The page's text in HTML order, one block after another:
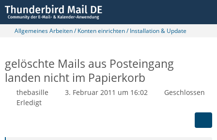
Allgemeines Arbeiten / Konten einrichten / Installation & Update
gelöschte Mails aus Posteingang
landen nicht im Papierkorb
thebasille 3. Februar 2011 um 16:02
Geschlossen
Erledigt